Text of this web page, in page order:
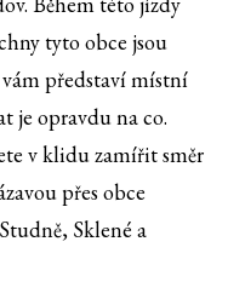
tyto obce jsou
představí místní
je opravdu na co.
v klidu zamířit směr
přes obce
Sklené a